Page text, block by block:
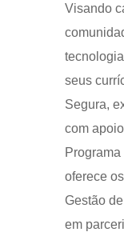
Visando
seus
Segura,
com
oferece
Gestão
em